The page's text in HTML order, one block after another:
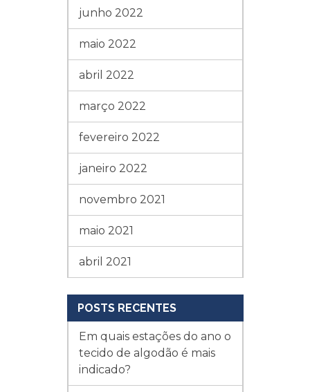
junho 2022
maio 2022
abril 2022
março 2022
fevereiro 2022
janeiro 2022
novembro 2021
maio 2021
abril 2021
POSTS RECENTES
Em quais estações do ano o
tecido de algodão é mais
indicado?